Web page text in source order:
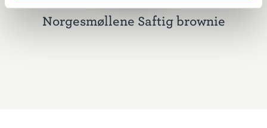
Norgesmøllene Saftig brownie